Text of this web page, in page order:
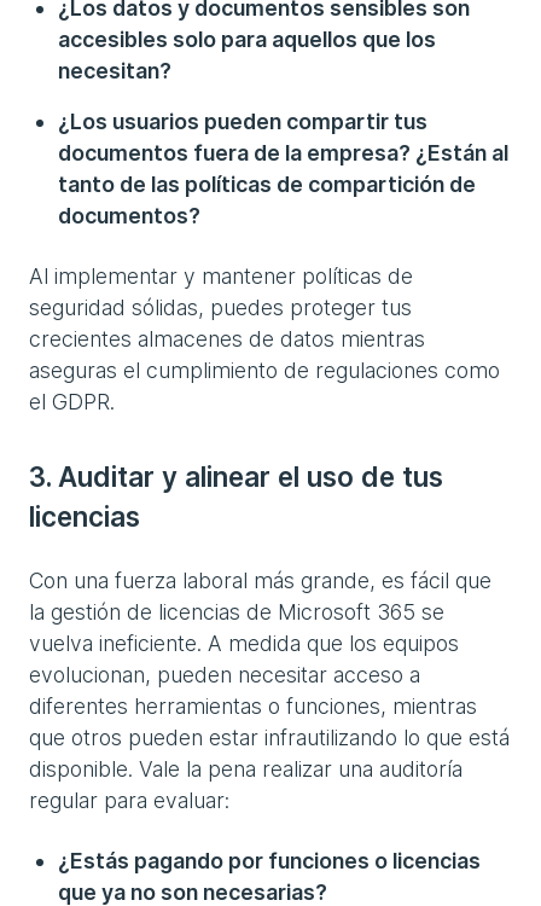
¿Los datos y documentos sensibles son
accesibles solo para aquellos que los
necesitan?
¿Los usuarios pueden compartir tus
documentos fuera de la empresa? ¿Están al
tanto de las políticas de compartición de
documentos?
Al implementar y mantener políticas de
seguridad sólidas, puedes proteger tus
crecientes almacenes de datos mientras
aseguras el cumplimiento de regulaciones como
el GDPR.
3. Auditar y alinear el uso de tus
licencias
Con una fuerza laboral más grande, es fácil que
la gestión de licencias de Microsoft 365 se
vuelva ineficiente. A medida que los equipos
evolucionan, pueden necesitar acceso a
diferentes herramientas o funciones, mientras
que otros pueden estar infrautilizando lo que está
disponible. Vale la pena realizar una auditoría
regular para evaluar:
¿Estás pagando por funciones o licencias
que ya no son necesarias?